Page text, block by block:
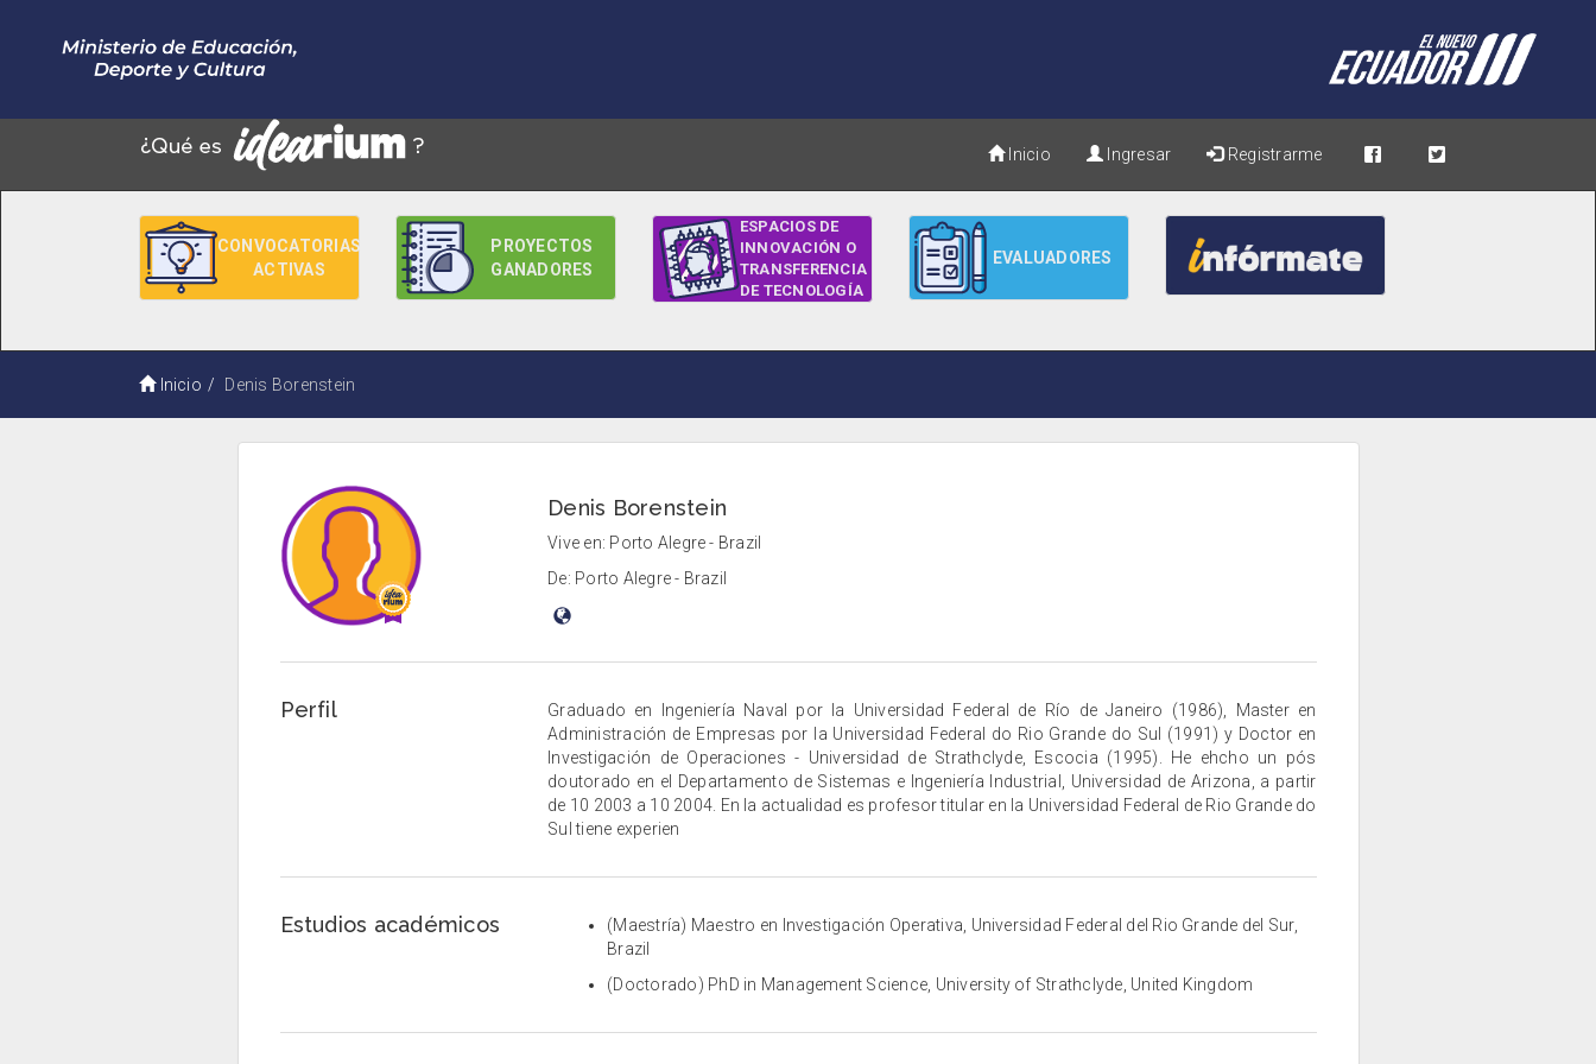
Inicio Ingresar Registrarme
CONVOCATORIAS
ACTIVAS
PROYECTOS
GANADORES
ESPACIOS DE
INNOVACIÓN O
TRANSFERENCIA
DE TECNOLOGÍA
EVALUADORES
Inicio Denis Borenstein
Denis Borenstein
Vive en: Porto Alegre - Brazil
De: Porto Alegre - Brazil
Perfil
Graduado en Ingeniería Naval por la Universidad Federal de Río de Janeiro (1986), Master en
Administración de Empresas por la Universidad Federal do Rio Grande do Sul (1991) y Doctor en
Investigación de Operaciones - Universidad de Strathclyde, Escocia (1995). He ehcho un pós
doutorado en el Departamento de Sistemas e Ingeniería Industrial, Universidad de Arizona, a partir
de 10 2003 a 10 2004. En la actualidad es profesor titular en la Universidad Federal de Rio Grande do
Sul tiene experien
Estudios académicos
(Maestría) Maestro en Investigación Operativa, Universidad Federal del Rio Grande del Sur,
Brazil
(Doctorado) PhD in Management Science, University of Strathclyde, United Kingdom